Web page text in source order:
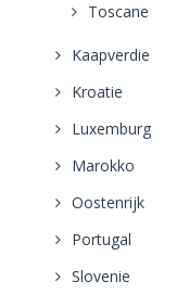
Toscane
Kaapverdie
Kroatie
Luxemburg
Marokko
Oostenrijk
Portugal
Slovenie